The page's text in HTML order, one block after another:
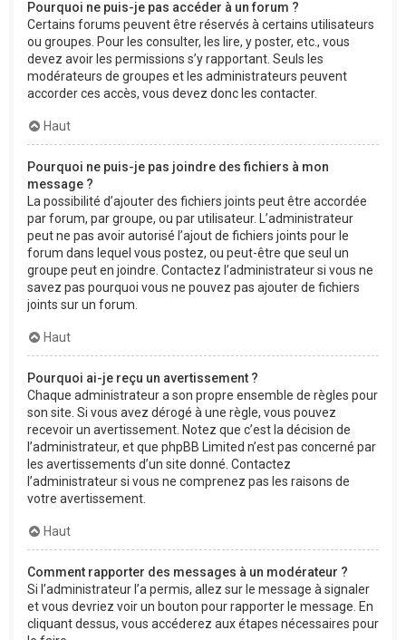
Pourquoi ne puis-je pas accéder à un forum ?
Certains forums peuvent être réservés à certains utilisateurs
ou groupes. Pour les consulter, les lire, y poster, etc., vous
devez avoir les permissions s’y rapportant. Seuls les
modérateurs de groupes et les administrateurs peuvent
accorder ces accès, vous devez donc les contacter.
Haut
Pourquoi ne puis-je pas joindre des fichiers à mon
message ?
La possibilité d’ajouter des fichiers joints peut être accordée
par forum, par groupe, ou par utilisateur. L’administrateur
peut ne pas avoir autorisé l’ajout de fichiers joints pour le
forum dans lequel vous postez, ou peut-être que seul un
groupe peut en joindre. Contactez l’administrateur si vous ne
savez pas pourquoi vous ne pouvez pas ajouter de fichiers
joints sur un forum.
Haut
Pourquoi ai-je reçu un avertissement ?
Chaque administrateur a son propre ensemble de règles pour
son site. Si vous avez dérogé à une règle, vous pouvez
recevoir un avertissement. Notez que c’est la décision de
l’administrateur, et que phpBB Limited n’est pas concerné par
les avertissements d’un site donné. Contactez
l’administrateur si vous ne comprenez pas les raisons de
votre avertissement.
Haut
Comment rapporter des messages à un modérateur ?
Si l’administrateur l’a permis, allez sur le message à signaler
et vous devriez voir un bouton pour rapporter le message. En
cliquant dessus, vous accéderez aux étapes nécessaires pour